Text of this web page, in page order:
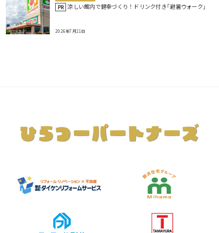
PR 涼しい館内で健幸づくり！ドリンク付き｢避暑ウォーク｣
2026年7月21日